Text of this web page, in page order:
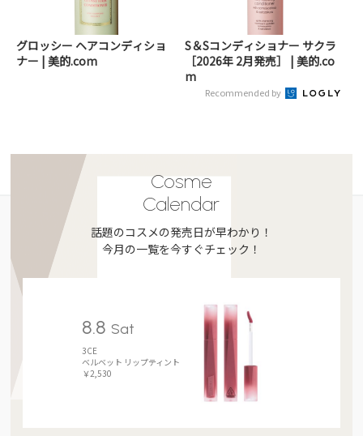
グロッシー ヘアコンディショ
ナー | 美的.com
S＆Sコンディショナー サクラ
［2026年 2月発売］ | 美的.co
m
Recommended by
Cosme
Calendar
話題のコスメの発売日が早わかり！
今月の一覧を今すぐチェック！
8.8 Sat
3CE
ベルベット リップティント
￥2,530